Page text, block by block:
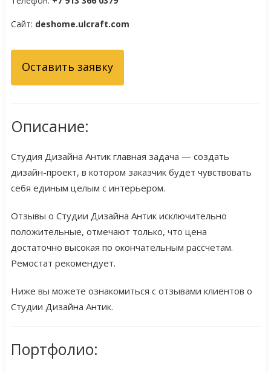
Сайт: deshome.ulcraft.com
Оставить заявку
Описание:
Студия Дизайна Антик главная задача — создать
дизайн-проект, в котором заказчик будет чувствовать
себя единым целым с интерьером.
Отзывы о Студии Дизайна Антик исключительно
положительные, отмечают только, что цена
достаточно высокая по окончательным рассчетам.
Ремостат рекомендует.
Ниже вы можете ознакомиться с отзывами клиентов о
Студии Дизайна Антик.
Портфолио: